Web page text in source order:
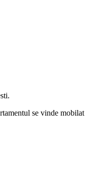
se vinde mobilat